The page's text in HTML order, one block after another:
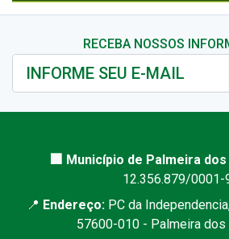
RECEBA NOSSOS
🏢 Município de Palmeira
12.356.879/0001-
📍 Endereço: PC da
57600-010 - Palmeira